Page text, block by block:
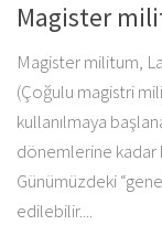
Magister
Magister militum,
(Çoğulu magistri
kullanılmaya
dönemlerine kadar
Günümüzdeki
edilebilir....